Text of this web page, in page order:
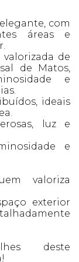
com
áreas e
de
de Matos,
e
ideais
luz e
e
valoriza
exterior
deste